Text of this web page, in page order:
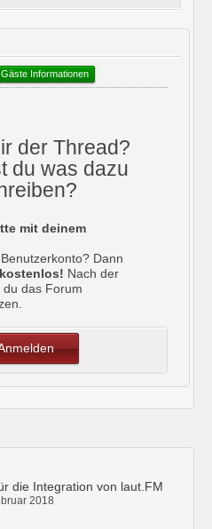
Gäste Informationen
der Thread?
du was dazu
mit deinem
Dann
kostenlos! Nach der
das Forum
die Integration von laut.FM
2018